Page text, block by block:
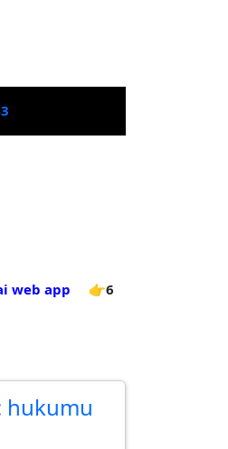
web app
👉6
hukumu